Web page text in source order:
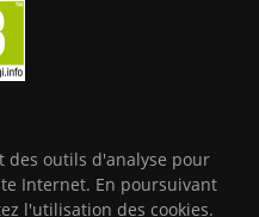
des outils d'analyse pour
Internet. En poursuivant
l'utilisation des cookies.